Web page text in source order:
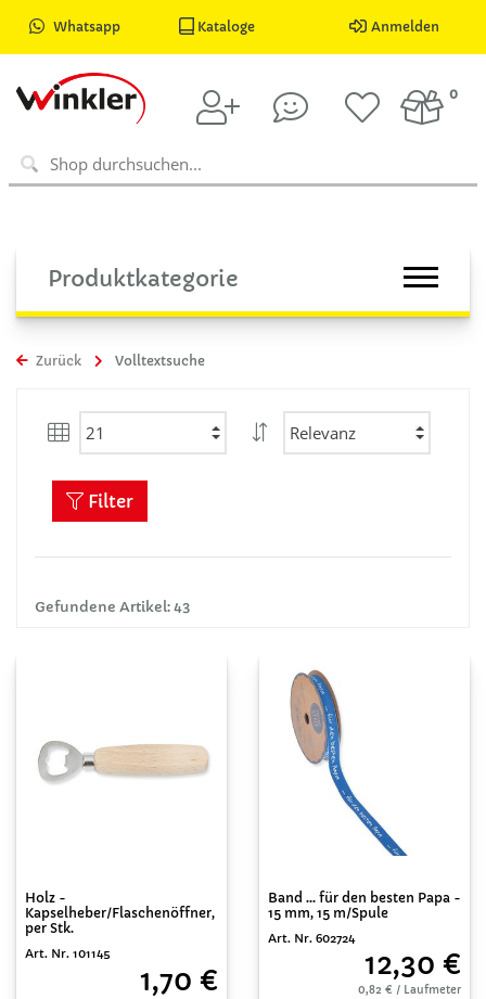
Whatsapp Kataloge Anmelden
0
Produktkategorie
Zurück Volltextsuche
Gefundene Artikel: 43
Filter
Holz -
Kapselheber/Flaschenöffner,
per Stk.
Art. Nr. 101145
1,70 €
Band ... für den besten Papa -
15 mm, 15 m/Spule
Art. Nr. 602724
12,30 €
0,82 € / Laufmeter